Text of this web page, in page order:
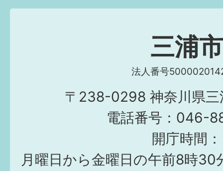
三浦市
法人番号
〒238-0298 神奈川県三
電話番号：046-
開庁時間：
月曜日から金曜日の午前8時30